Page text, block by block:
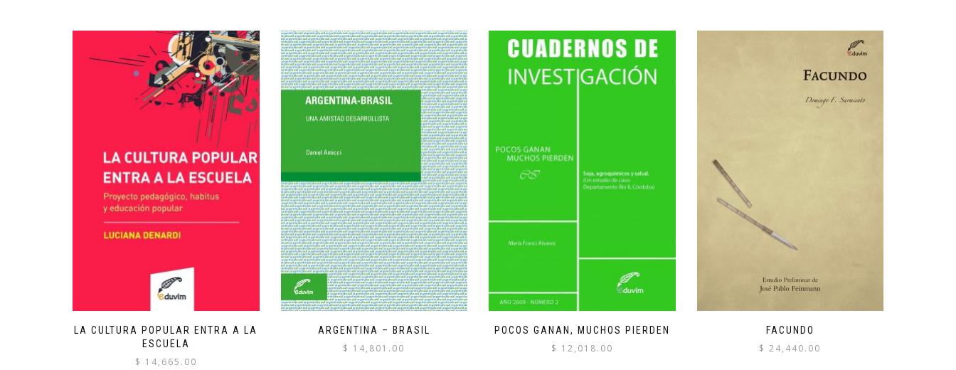
LA CULTURA POPULAR ENTRA A LA
ESCUELA
$ 14,665.00
ARGENTINA – BRASIL
$ 14,801.00
POCOS GANAN, MUCHOS PIERDEN
$ 12,018.00
FACUNDO
$ 24,440.00